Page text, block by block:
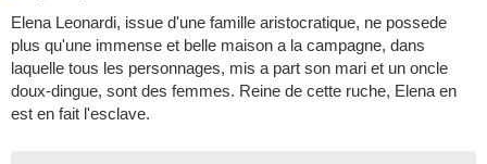
Elena Leonardi, issue d'une famille aristocratique, ne possede
plus qu'une immense et belle maison a la campagne, dans
laquelle tous les personnages, mis a part son mari et un oncle
doux-dingue, sont des femmes. Reine de cette ruche, Elena en
est en fait l'esclave.